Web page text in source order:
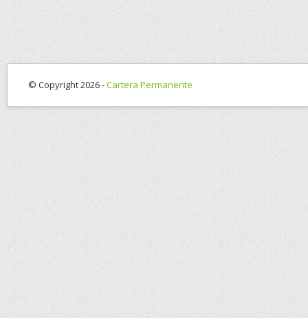
© Copyright 2026 -Cartera Permanente